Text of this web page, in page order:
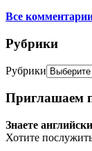
Все
Рубрики
Рубрики
Приглашаем
Знаете
Хотите